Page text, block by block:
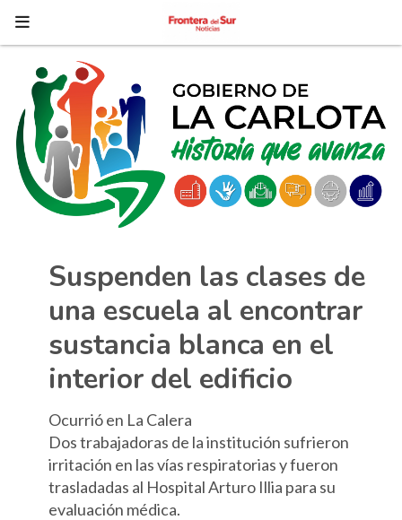
Suspenden las clases de
una escuela al encontrar
sustancia blanca en el
interior del edificio
Ocurrió en La Calera
Dos trabajadoras de la institución sufrieron
irritación en las vías respiratorias y fueron
trasladadas al Hospital Arturo Illia para su
evaluación médica.